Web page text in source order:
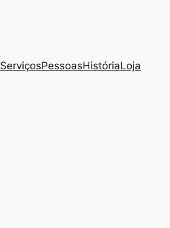
ServiçosPessoasHistóriaLoja